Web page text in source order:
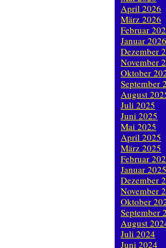
April 2026
März 2026
Februar
Januar 2026
Dezember
November
Oktober
September
August
Juli 2025
Juni 2025
Mai 2025
April 2025
März 2025
Februar
Januar 2025
Dezember
November
Oktober
September
August
Juli 2024
Juni 2024